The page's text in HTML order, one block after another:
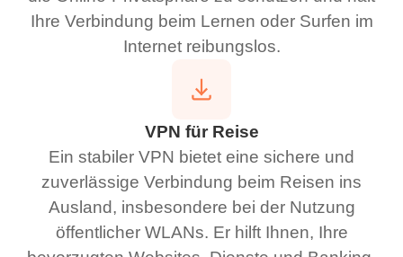
Ihre Verbindung beim Lernen oder Surfen im
Internet reibungslos.
VPN für Reise
Ein stabiler VPN bietet eine sichere und
zuverlässige Verbindung beim Reisen ins
Ausland, insbesondere bei der Nutzung
öffentlicher WLANs. Er hilft Ihnen, Ihre